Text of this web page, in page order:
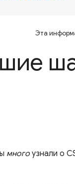
Эта
много узнали о